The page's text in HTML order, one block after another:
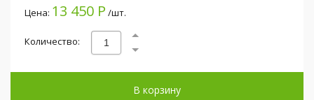
Цена: 13 450 Р /шт.
Количество:
В корзину